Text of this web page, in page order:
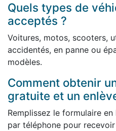
Quels types de
acceptés ?
Voitures, motos, scooters,
accidentés, en panne ou
modèles.
Comment obtenir
gratuite et un
Remplissez le formulaire
par téléphone pour